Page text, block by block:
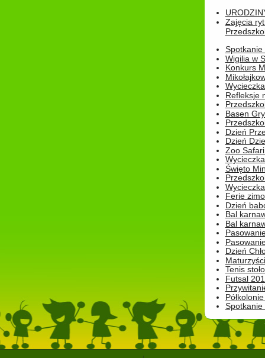
Zajęcia
Spotkanie
Wigilia w
Konkurs
Refleksje
Basen
Dzień
Dzień
Zoo
Święto
Ferie
Dzień
Bal
Bal
Dzień
Tenis
Futsal